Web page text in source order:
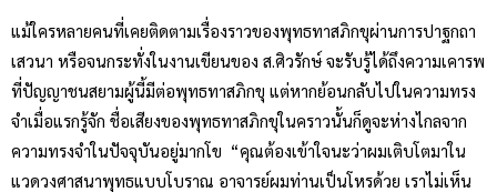
แม้ใครหลายคนที่เคยติดตามเรื่องราวของพุทธทาสภิกขุผ่านการปาฐกถา
เสวนา หรือจนกระทั่งในงานเขียนของ ส.ศิวรักษ์ จะรับรู้ได้ถึงความเคารพ
ที่ปัญญาชนสยามผู้นี้มีต่อพุทธทาสภิกขุ แต่หากย้อนกลับไปในความทรง
จำเมื่อแรกรู้จัก ชื่อเสียงของพุทธทาสภิกขุในคราวนั้นก็ดูจะห่างไกลจาก
ความทรงจำในปัจจุบันอยู่มากโข “คุณต้องเข้าใจนะว่าผมเติบโตมาใน
แวดวงศาสนาพุทธแบบโบราณ อาจารย์ผมท่านเป็นโหรด้วย เราไม่เห็น